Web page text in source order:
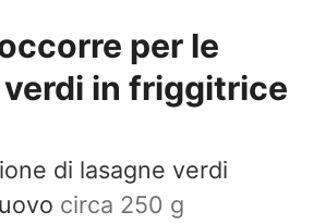
per le
in friggitrice
di lasagne verdi
circa 250 g